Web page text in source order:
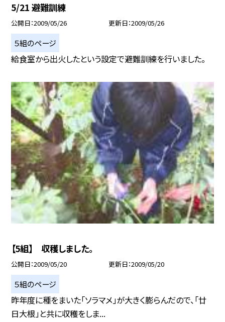
5/21 避難訓練
公開日 2009/05/26 更新日 2009/05/26
５組のページ
給食室から出火したという設定で避難訓練を行いました。
【5組】 収穫しました。
公開日 2009/05/20 更新日 2009/05/20
５組のページ
昨年度に種をまいた「ソラマメ」が大きく膨らんだので、「廿
日大根」と共に収穫をしま...